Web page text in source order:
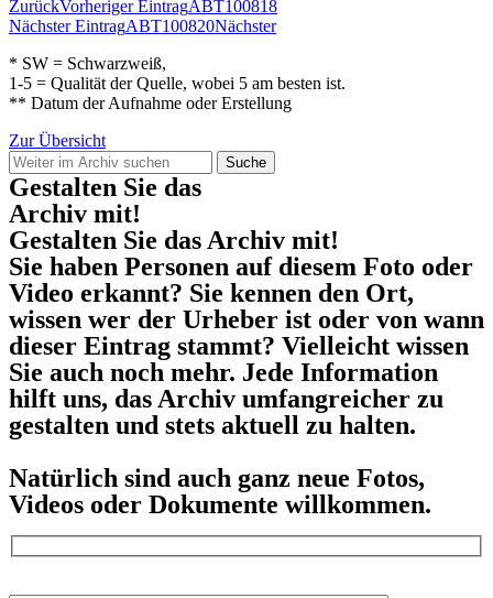
ZurückVorheriger EintragABT100818
Nächster EintragABT100820Nächster
* SW = Schwarzweiß,
1-5 = Qualität der Quelle, wobei 5 am besten ist.
** Datum der Aufnahme oder Erstellung
Zur Übersicht
Suche
Gestalten Sie das
Archiv mit!
Gestalten Sie das Archiv mit!
Sie haben Personen auf diesem Foto oder
Video erkannt? Sie kennen den Ort,
wissen wer der Urheber ist oder von wann
dieser Eintrag stammt? Vielleicht wissen
Sie auch noch mehr. Jede Information
hilft uns, das Archiv umfangreicher zu
gestalten und stets aktuell zu halten.
Natürlich sind auch ganz neue Fotos,
Videos oder Dokumente willkommen.